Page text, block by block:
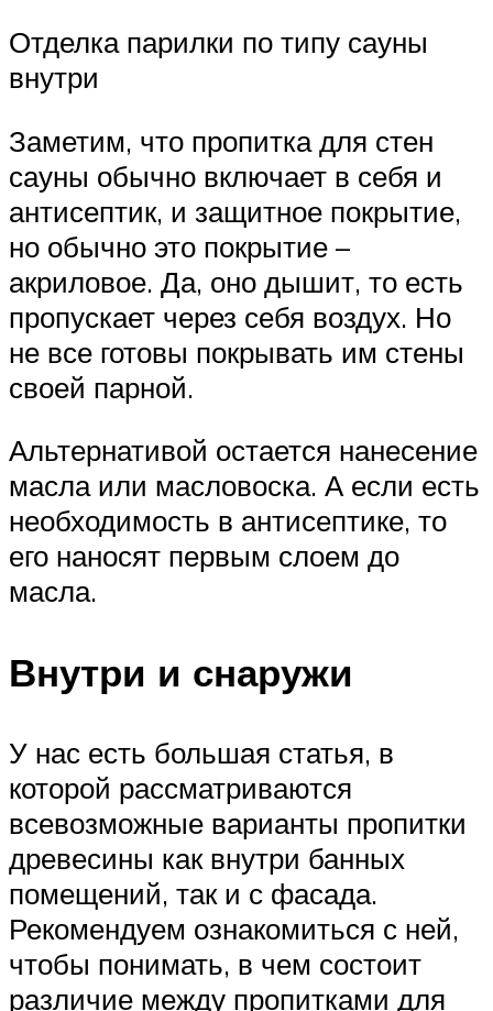
Отделка парилки по типу сауны
внутри
Заметим, что пропитка для стен
сауны обычно включает в себя и
антисептик, и защитное покрытие,
но обычно это покрытие –
акриловое. Да, оно дышит, то есть
пропускает через себя воздух. Но
не все готовы покрывать им стены
своей парной.
Альтернативой остается нанесение
масла или масловоска. А если есть
необходимость в антисептике, то
его наносят первым слоем до
масла.
Внутри и снаружи
У нас есть большая статья, в
которой рассматриваются
всевозможные варианты пропитки
древесины как внутри банных
помещений, так и с фасада.
Рекомендуем ознакомиться с ней,
чтобы понимать, в чем состоит
различие между пропитками для